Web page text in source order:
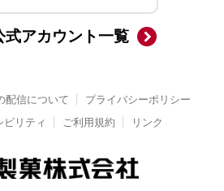
式アカウント一覧
配信について
プライバシーポリシー
ビリティ
ご利用規約 リンク